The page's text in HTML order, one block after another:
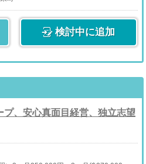
学びましょうヽ(^o^)丿
検討中に追加
プ、安心真面目経営、独立志望